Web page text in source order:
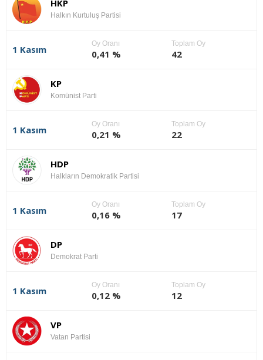
HKP
Halkın Kurtuluş Partisi
1 Kasım
Oy Oranı
0,41 %
Toplam Oy
42
KP
Komünist Parti
1 Kasım
Oy Oranı
0,21 %
Toplam Oy
22
HDP
Halkların Demokratik Partisi
1 Kasım
Oy Oranı
0,16 %
Toplam Oy
17
DP
Demokrat Parti
1 Kasım
Oy Oranı
0,12 %
Toplam Oy
12
VP
Vatan Partisi